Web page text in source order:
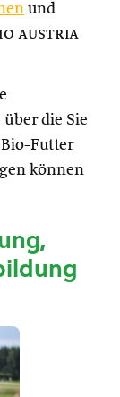
und
austria
die Sie
Futter
können